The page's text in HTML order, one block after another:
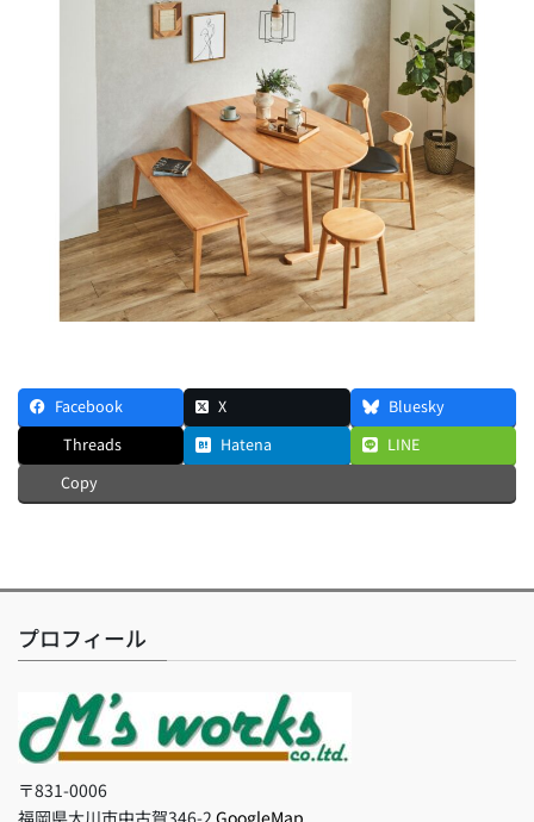
Facebook X
Bluesky
Threads
Hatena
LINE
Copy
プロフィール
〒831-0006